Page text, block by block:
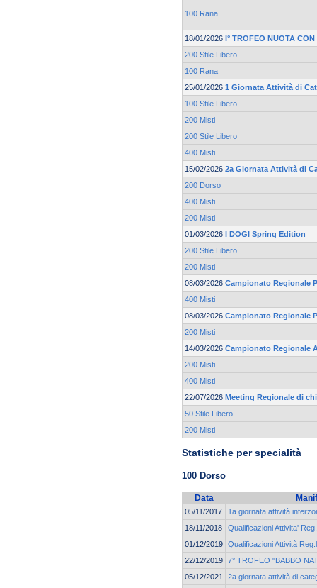
100 Rana
18/01/2026 I° TROFEO NUOTA CON
200 Stile Libero
100 Rana
25/01/2026 1 Giornata Attività di
100 Stile Libero
200 Misti
200 Stile Libero
400 Misti
15/02/2026 2a Giornata Attività di
200 Dorso
400 Misti
200 Misti
01/03/2026 I DOGI Spring Edition
200 Stile Libero
200 Misti
08/03/2026 Campionato Regionale
400 Misti
08/03/2026 Campionato Regionale
200 Misti
14/03/2026 Campionato Regionale
200 Misti
400 Misti
22/07/2026 Meeting Regionale di
50 Stile Libero
200 Misti
Statistiche per specialità
100 Dorso
Data
05/11/2017
1a giornata attività
18/11/2018
Qualificazioni Attivita'
01/12/2019 Qualificazioni Attività
22/12/2019 7° TROFEO "BABBO
05/12/2021
2a giornata attività di